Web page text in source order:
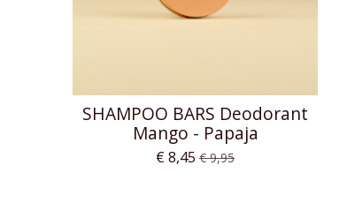
SHAMPOO BARS Deodorant
Mango - Papaja
€ 8,45 € 9,95